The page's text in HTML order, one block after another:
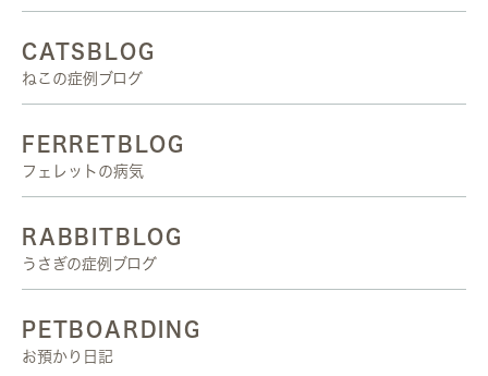
CATSBLOG
ねこの症例ブログ
FERRETBLOG
フェレットの病気
RABBITBLOG
うさぎの症例ブログ
PETBOARDING
お預かり日記